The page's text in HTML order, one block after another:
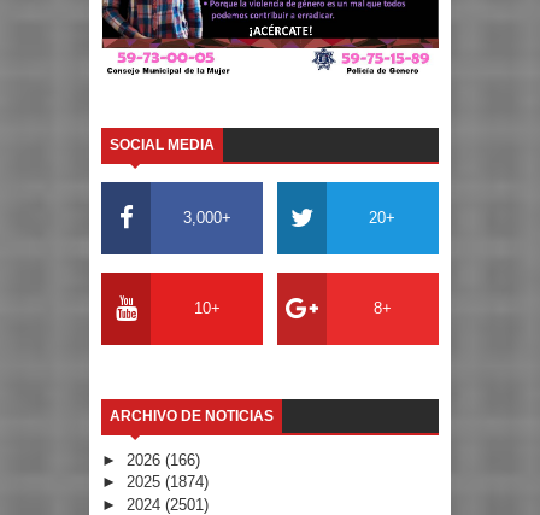
SOCIAL MEDIA
3,000+ 20+
10+ 8+
ARCHIVO DE NOTICIAS
► 2026 (166)
► 2025 (1874)
► 2024 (2501)